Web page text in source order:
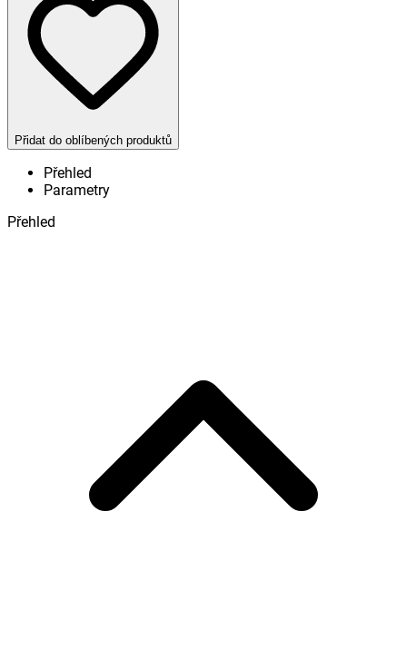
Přidat do oblíbených produktů
Přehled
Parametry
Přehled